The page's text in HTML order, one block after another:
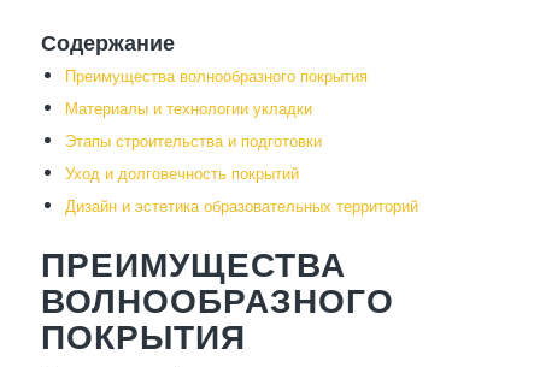
Содержание
Преимущества волнообразного покрытия
Материалы и технологии укладки
Этапы строительства и подготовки
Уход и долговечность покрытий
Дизайн и эстетика образовательных территорий
ПРЕИМУЩЕСТВА
ВОЛНООБРАЗНОГО
ПОКРЫТИЯ